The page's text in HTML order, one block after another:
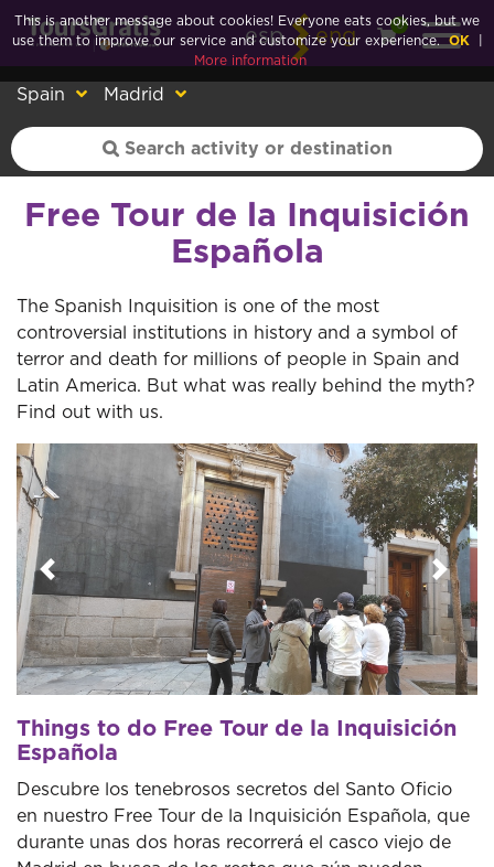
esp eng
0
Spain Madrid
Free Tour de la Inquisición
Española
The Spanish Inquisition is one of the most
controversial institutions in history and a symbol of
terror and death for millions of people in Spain and
Latin America. But what was really behind the myth?
Find out with us.
Previous Next
Things to do Free Tour de la Inquisición
Española
Descubre los tenebrosos secretos del Santo Oficio
en nuestro Free Tour de la Inquisición Española, que
durante unas dos horas recorrerá el casco viejo de
This is another message about cookies! Everyone eats cookies, but we
use them to improve our service and customize your experience. OK
More information